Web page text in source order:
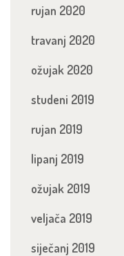
rujan 2020
travanj 2020
ožujak 2020
studeni 2019
rujan 2019
lipanj 2019
ožujak 2019
veljača 2019
siječanj 2019